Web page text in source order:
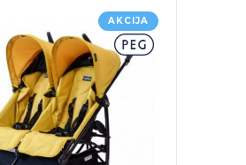
AKCIJA